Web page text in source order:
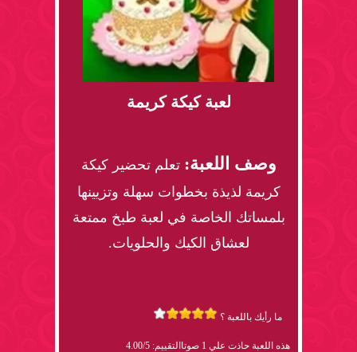
لعبة كيكة كريمة
وصف اللعبة: تعلم تحضير كيكة
كريمة لذيذة بخطوات سهلة وتزيينها
بلمساتك الخاصة في لعبة طبخ ممتعة
لعشاق الكيك والحلويات.
ما رأيك باللعبة ؟
هذه اللعبة حاذت علي 1 صوتا
التقييم: 4.00/5